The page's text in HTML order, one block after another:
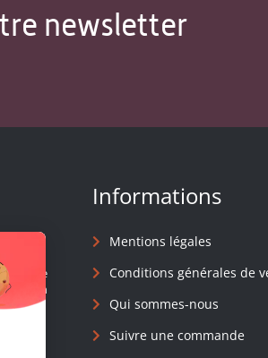
newsletter
en
Informations
Mentions légales
Conditions générales de
Qui sommes-nous
Suivre une commande